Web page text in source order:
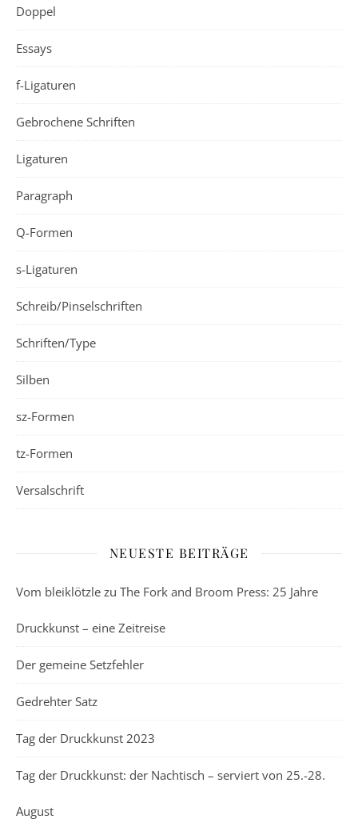
Doppel
Essays
f-Ligaturen
Gebrochene Schriften
Ligaturen
Paragraph
Q-Formen
s-Ligaturen
Schreib/Pinselschriften
Schriften/Type
Silben
sz-Formen
tz-Formen
Versalschrift
NEUESTE BEITRÄGE
Vom bleiklötzle zu The Fork and Broom Press: 25 Jahre
Druckkunst – eine Zeitreise
Der gemeine Setzfehler
Gedrehter Satz
Tag der Druckkunst 2023
Tag der Druckkunst: der Nachtisch – serviert von 25.-28.
August